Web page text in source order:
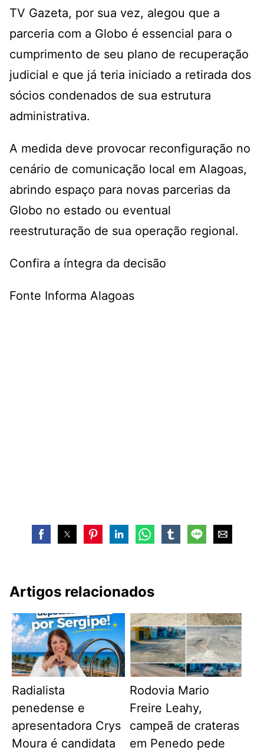
TV Gazeta, por sua vez, alegou que a
parceria com a Globo é essencial para o
cumprimento de seu plano de recuperação
judicial e que já teria iniciado a retirada dos
sócios condenados de sua estrutura
administrativa.
A medida deve provocar reconfiguração no
cenário de comunicação local em Alagoas,
abrindo espaço para novas parcerias da
Globo no estado ou eventual
reestruturação de sua operação regional.
Confira a íntegra da decisão
Fonte Informa Alagoas
Artigos relacionados
Radialista
penedense e
apresentadora Crys
Moura é candidata
Rodovia Mario
Freire Leahy,
campeã de crateras
em Penedo pede